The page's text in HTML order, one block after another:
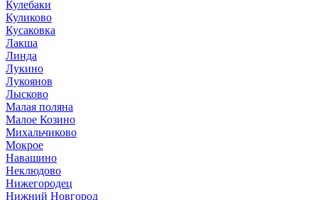
Кулебаки
Куликово
Кусаковка
Лакша
Линда
Лукино
Лукоянов
Лысково
Малая поляна
Малое Козино
Михальчиково
Мокрое
Навашино
Неклюдово
Нижегородец
Нижний Новгород